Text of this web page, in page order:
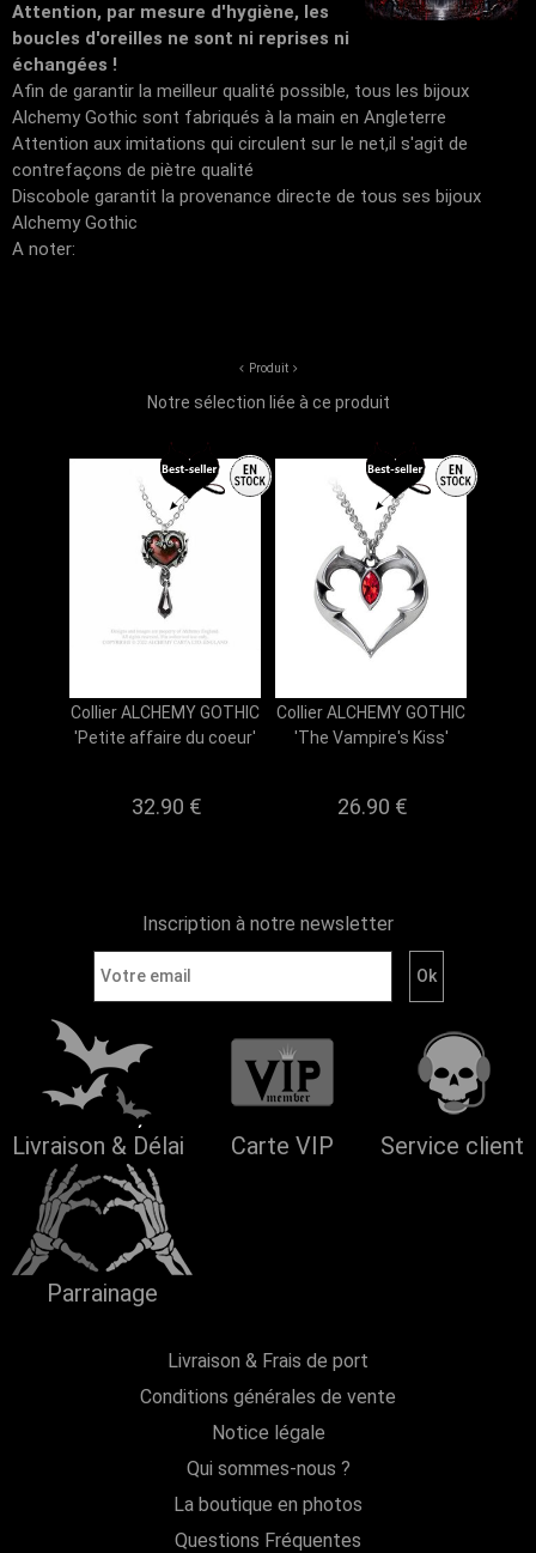
Attention, par mesure d'hygiène, les
boucles d'oreilles ne sont ni reprises ni
échangées !
Afin de garantir la meilleur qualité possible, tous les bijoux
Alchemy Gothic sont fabriqués à la main en Angleterre
Attention aux imitations qui circulent sur le net,il s'agit de
contrefaçons de piètre qualité
Discobole garantit la provenance directe de tous ses bijoux
Alchemy Gothic
A noter:
Produit
Notre sélection liée à ce produit
Collier ALCHEMY GOTHIC
'Petite affaire du coeur'
32.90 €
Collier ALCHEMY GOTHIC
'The Vampire's Kiss'
26.90 €
Inscription à notre newsletter
Livraison & Délai Carte VIP Service client
Parrainage
Livraison & Frais de port
Conditions générales de vente
Notice légale
Qui sommes-nous ?
La boutique en photos
Questions Fréquentes